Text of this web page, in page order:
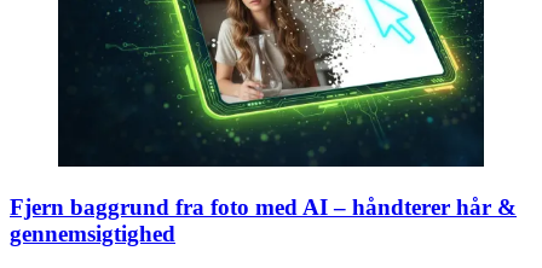
Fjern baggrund fra foto med AI – håndterer hår &
gennemsigtighed